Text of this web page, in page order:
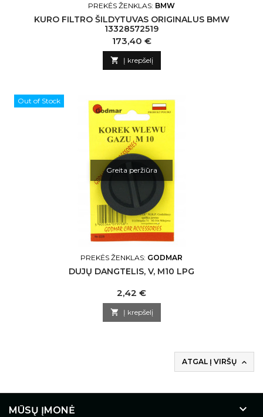
PREKĖS ŽENKLAS: BMW
KURO FILTRO ŠILDYTUVAS ORIGINALUS BMW
13328572519
Kaina
173,40 €
 Į krepšelį
Out of Stock
Greita peržiūra
PREKĖS ŽENKLAS: GODMAR
DUJŲ DANGTELIS, V, M10 LPG
Kaina
2,42 €
 Į krepšelį
ATGAL Į VIRŠŲ 
MŪSŲ ĮMONĖ 